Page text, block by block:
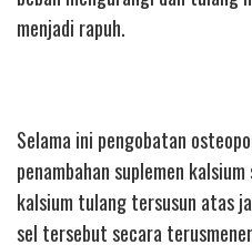
menjadi rapuh.
Selama ini pengobatan
penambahan suplemen
kalsium tulang tersusun atas
sel tersebut secara